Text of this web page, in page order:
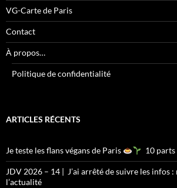
VG-Carte de Paris
Contact
À propos…
Politique de confidentialité
ARTICLES RÉCENTS
Je teste les flans végans de Paris 10
JDV 2026 – 14 | J’ai arrêté de suivre les infos
l’actualité